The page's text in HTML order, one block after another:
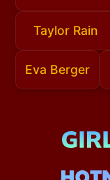
Taylor Rain
Eva Berger